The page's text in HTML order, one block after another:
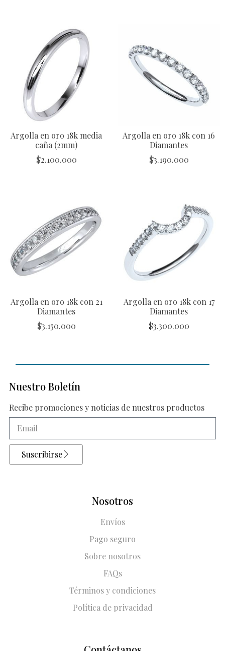
Argolla en oro 18k media
caña (2mm)
$2.100.000
Argolla en oro 18k con 16
Diamantes
$3.190.000
Argolla en oro 18k con 21
Diamantes
$3.150.000
Argolla en oro 18k con 17
Diamantes
$3.300.000
Nuestro Boletín
Recibe promociones y noticias de nuestros productos
Suscribirse
Nosotros
Envíos
Pago seguro
Sobre nosotros
FAQs
Términos y condiciones
Política de privacidad